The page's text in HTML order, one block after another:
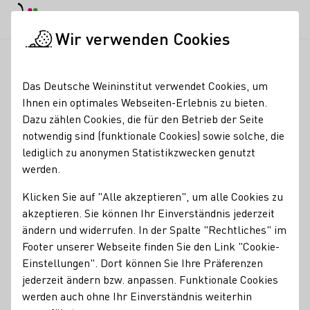
Der Friedhof lebt! -
Pflanzen auf dem Bad
Kreuznacher
Hauptfriedhof
Registrierung erforderlich
Erleben Sie den Friedhof einmal von einer anderen Seite!
Kultur- und Weinbotschafterin Karin Wilhelm lädt Sie zu
einer besonderen Friedhofsführung ein:
In der Friedhofs- und Bestattungskultur haben Pflanzen
Wir verwenden Cookies
Das Deutsche Weininstitut verwendet Cookies, um
Ihnen ein optimales Webseiten-Erlebnis zu bieten.
Dazu zählen Cookies, die für den Betrieb der Seite
notwendig sind (funktionale Cookies) sowie solche, die
lediglich zu anonymen Statistikzwecken genutzt
werden.
Klicken Sie auf "Alle akzeptieren", um alle Cookies zu
akzeptieren. Sie können Ihr Einverständnis jederzeit
ändern und widerrufen. In der Spalte "Rechtliches" im
Footer unserer Webseite finden Sie den Link "Cookie-
Einstellungen". Dort können Sie Ihre Präferenzen
jederzeit ändern bzw. anpassen. Funktionale Cookies
werden auch ohne Ihr Einverständnis weiterhin